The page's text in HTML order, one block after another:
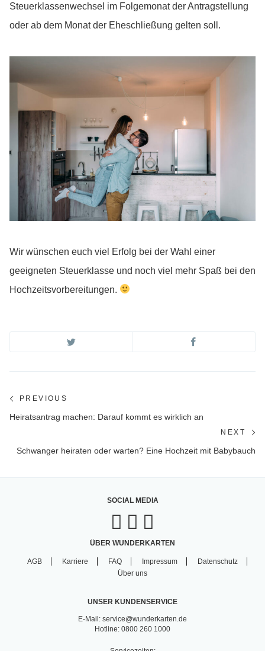
Steuerklassenwechsel im Folgemonat der Antragstellung
oder ab dem Monat der Eheschließung gelten soll.
Wir wünschen euch viel Erfolg bei der Wahl einer
geeigneten Steuerklasse und noch viel mehr Spaß bei den
Hochzeitsvorbereitungen.
Beitragsnavigation
PREVIOUS
Previous
Heiratsantrag machen: Darauf kommt es wirklich an
NEXT
Schwanger heiraten oder warten? Eine Hochzeit mit Babybauch
SOCIAL MEDIA
ÜBER WUNDERKARTEN
AGB Karriere FAQ Impressum
Datenschutz
Über uns
UNSER KUNDENSERVICE
E-Mail: service@wunderkarten.de
Hotline: 0800 260 1000